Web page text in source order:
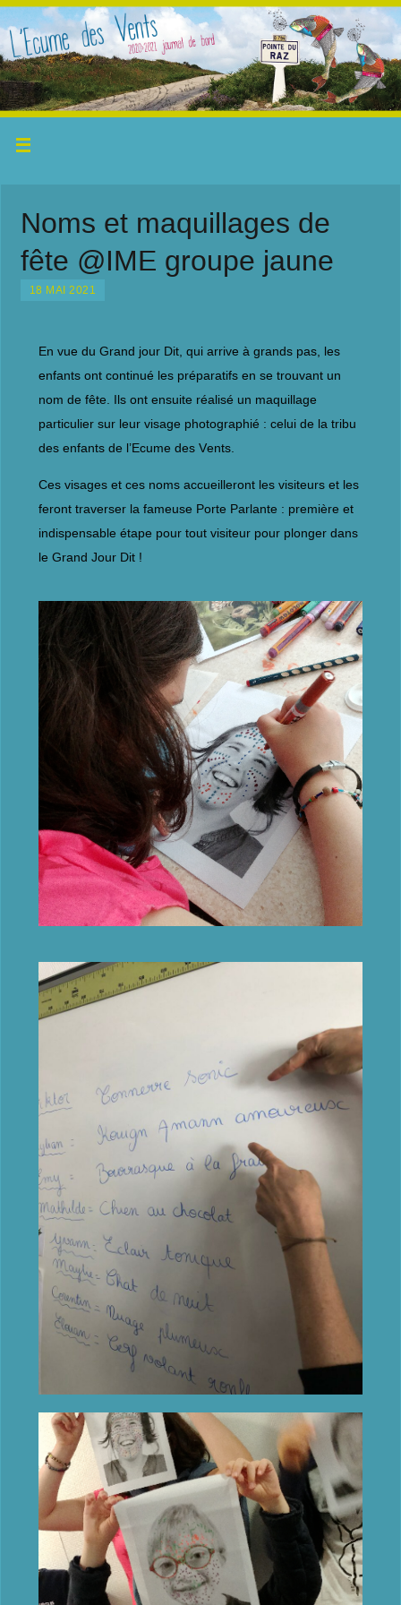
Noms et maquillages de
fête @IME groupe jaune
18 MAI 2021
En vue du Grand jour Dit, qui arrive à grands pas, les
enfants ont continué les préparatifs en se trouvant un
nom de fête. Ils ont ensuite réalisé un maquillage
particulier sur leur visage photographié : celui de la tribu
des enfants de l’Ecume des Vents.
Ces visages et ces noms accueilleront les visiteurs et les
feront traverser la fameuse Porte Parlante : première et
indispensable étape pour tout visiteur pour plonger dans
le Grand Jour Dit !